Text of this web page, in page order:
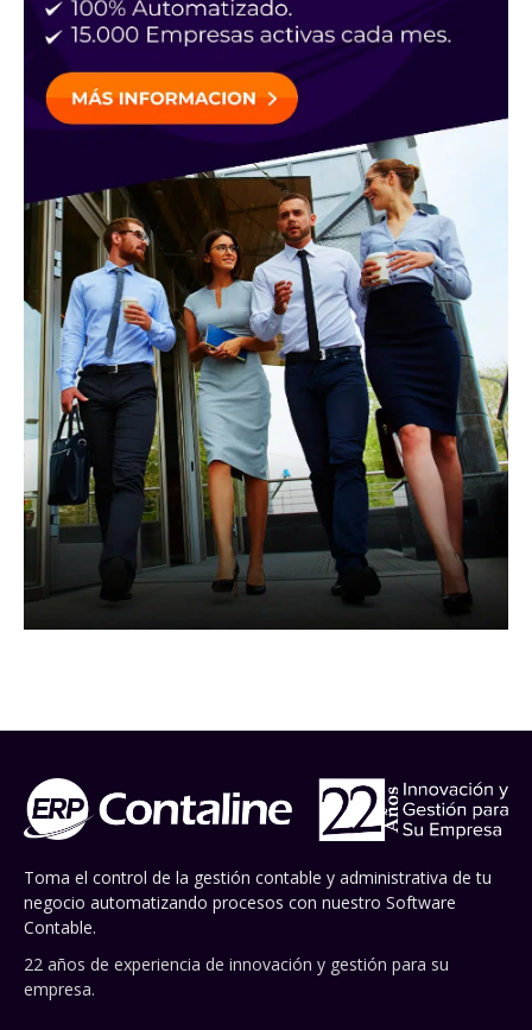
Toma el control de la gestión contable y administrativa de tu
negocio automatizando procesos con nuestro Software
Contable.
22 años de experiencia de innovación y gestión para su
empresa.